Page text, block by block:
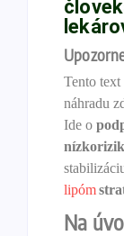
Tento text
náhradu
Ide o
lipóm
Na